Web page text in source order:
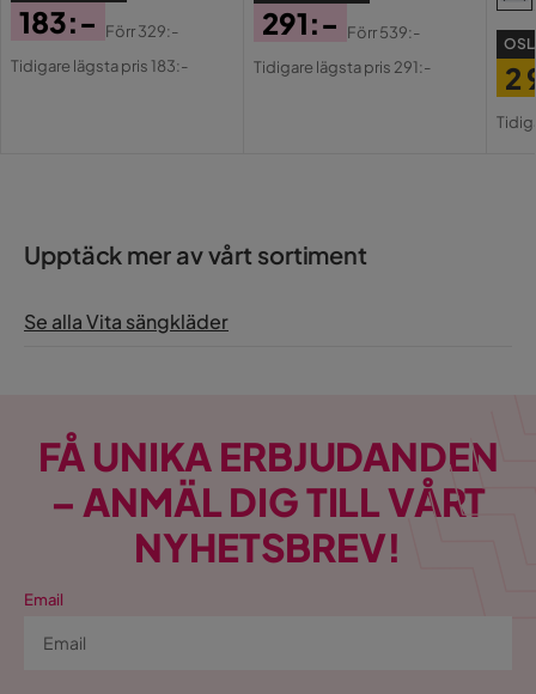
Pris
183:-
Original
Förr329:-
Tidigare lägsta pris 183:-
Pris
291:-
Original
Förr539:-
Tidigare lägsta pris 291:-
2
Upptäck mer av vårt sortiment
Se alla Vita sängkläder
FÅ UNIKA ERBJUDANDEN
– ANMÄL DIG TILL VÅRT
NYHETSBREV!
Email